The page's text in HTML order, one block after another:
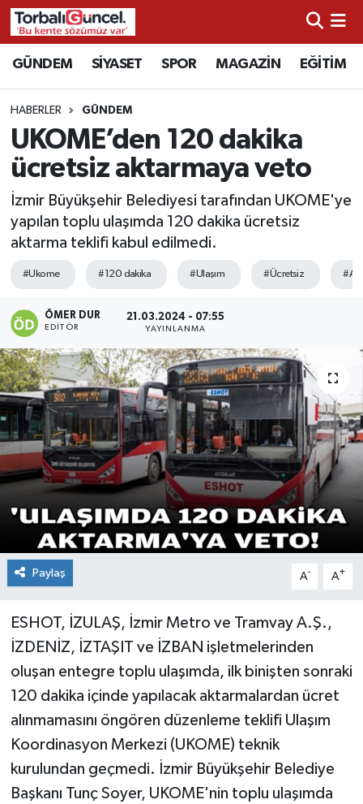
GÜNDEM SİYASET SPOR MAGAZİN EĞİTİM
HABERLER GÜNDEM
UKOME’den 120 dakika
ücretsiz aktarmaya veto
İzmir Büyükşehir Belediyesi tarafından UKOME'ye
yapılan toplu ulaşımda 120 dakika ücretsiz
aktarma teklifi kabul edilmedi.
#Ukome #120 dakika #Ulaşım #Ücretsiz
ÖMER DUR
EDITÖR
21.03.2024 - 07:55
YAYINLANMA
Paylaş A- A+
ESHOT, İZULAŞ, İzmir Metro ve Tramvay A.Ş.,
İZDENİZ, İZTAŞIT ve İZBAN işletmelerinden
oluşan entegre toplu ulaşımda, ilk binişten sonraki
120 dakika içinde yapılacak aktarmalardan ücret
alınmamasını öngören düzenleme teklifi Ulaşım
Koordinasyon Merkezi (UKOME) teknik
kurulundan geçmedi. İzmir Büyükşehir Belediye
Başkanı Tunç Soyer, UKOME'nin toplu ulaşımda
İzmir Nöbetçi Eczaneler
İzmir Hava Durumu
İzmir Namaz Vakitleri
İzmir Trafik Yoğunluk Haritası
Süper Lig Puan Durumu ve Fikstür
Tüm Manşetler
Son Dakika Haberleri
Haber Arşivi